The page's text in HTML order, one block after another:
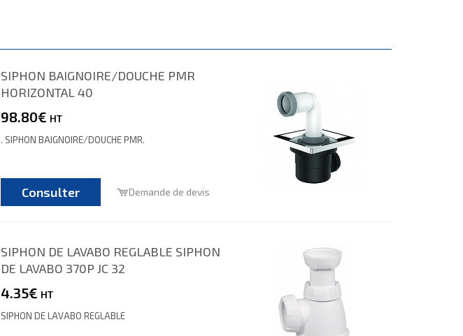
SIPHON BAIGNOIRE/DOUCHE PMR
HORIZONTAL 40
98.80€ HT
. SIPHON BAIGNOIRE/DOUCHE PMR.
Consulter Demande de devis
SIPHON DE LAVABO REGLABLE SIPHON
DE LAVABO 370P JC 32
4.35€ HT
SIPHON DE LAVABO REGLABLE